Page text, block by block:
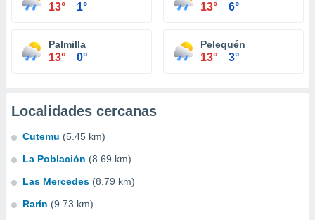
13° 1° 13° 6°
Palmilla
13° 0°
Pelequén
13° 3°
Localidades cercanas
Cutemu (5.45 km)
La Población (8.69 km)
Las Mercedes (8.79 km)
Rarín (9.73 km)